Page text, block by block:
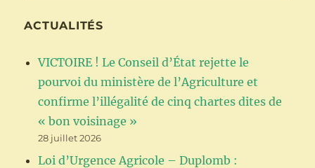
ACTUALITÉS
VICTOIRE ! Le Conseil d’État rejette le
pourvoi du ministère de l’Agriculture et
confirme l’illégalité de cinq chartes dites de
« bon voisinage »
28 juillet 2026
Loi d’Urgence Agricole – Duplomb :